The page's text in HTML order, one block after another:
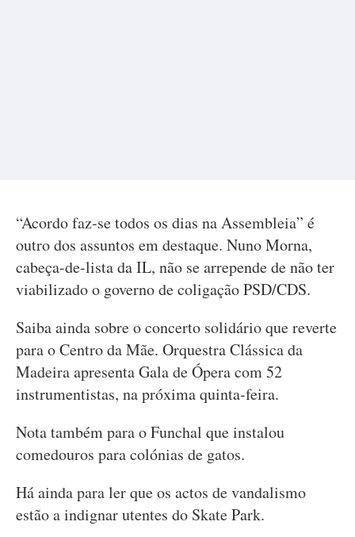
“Acordo faz-se todos os dias na Assembleia” é
outro dos assuntos em destaque. Nuno Morna,
cabeça-de-lista da IL, não se arrepende de não ter
viabilizado o governo de coligação PSD/CDS.
Saiba ainda sobre o concerto solidário que reverte
para o Centro da Mãe. Orquestra Clássica da
Madeira apresenta Gala de Ópera com 52
instrumentistas, na próxima quinta-feira.
Nota também para o Funchal que instalou
comedouros para colónias de gatos.
Há ainda para ler que os actos de vandalismo
estão a indignar utentes do Skate Park.